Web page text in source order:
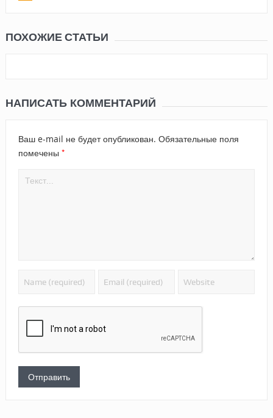
ПОХОЖИЕ СТАТЬИ
НАПИСАТЬ КОММЕНТАРИЙ
Ваш e-mail не будет опубликован. Обязательные поля
помечены *